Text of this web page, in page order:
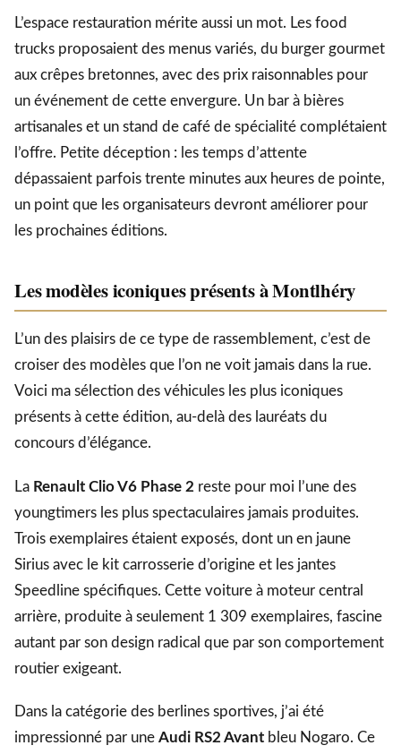
L’espace restauration mérite aussi un mot. Les food
trucks proposaient des menus variés, du burger gourmet
aux crêpes bretonnes, avec des prix raisonnables pour
un événement de cette envergure. Un bar à bières
artisanales et un stand de café de spécialité complétaient
l’offre. Petite déception : les temps d’attente
dépassaient parfois trente minutes aux heures de pointe,
un point que les organisateurs devront améliorer pour
les prochaines éditions.
Les modèles iconiques présents à Montlhéry
L’un des plaisirs de ce type de rassemblement, c’est de
croiser des modèles que l’on ne voit jamais dans la rue.
Voici ma sélection des véhicules les plus iconiques
présents à cette édition, au-delà des lauréats du
concours d’élégance.
La Renault Clio V6 Phase 2 reste pour moi l’une des
youngtimers les plus spectaculaires jamais produites.
Trois exemplaires étaient exposés, dont un en jaune
Sirius avec le kit carrosserie d’origine et les jantes
Speedline spécifiques. Cette voiture à moteur central
arrière, produite à seulement 1 309 exemplaires, fascine
autant par son design radical que par son comportement
routier exigeant.
Dans la catégorie des berlines sportives, j’ai été
impressionné par une Audi RS2 Avant bleu Nogaro. Ce